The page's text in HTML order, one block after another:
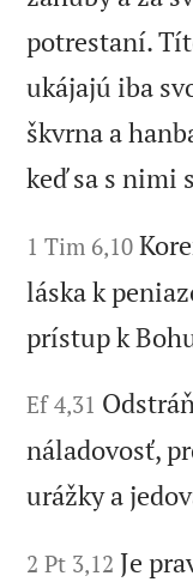
potrestaní.
ukájajú iba
škvrna a
keď sa s nimi
1 Tim 6,10
láska k
prístup k
Ef 4,31
náladovosť,
urážky a
2 Pt 3,12 Je